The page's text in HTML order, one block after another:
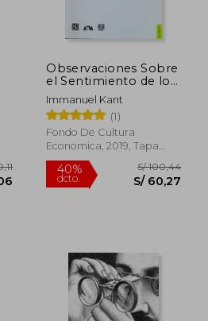
Observaciones Sobre
el Sentimiento de lo
Bello y lo Sublime
Immanuel Kant
(1)
Fondo De Cultura
Economica, 2019, Tapa
Blanda, Nuevo